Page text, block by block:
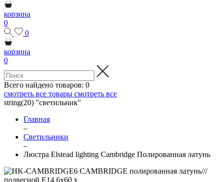
корзина
0
0
корзина
0
Всего найдено товаров: 0
смотреть все товары смотреть все
string(20) "светильник"
Главная
–
Светильники
–
Люстра Elstead lighting Cambridge Полированная латунь